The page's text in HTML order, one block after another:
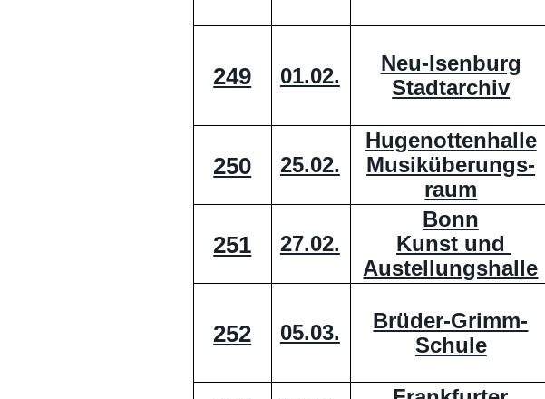
249 01.02.
Neu-Isenburg
Stadtarchiv
250 25.02.
Hugenottenhalle
Musiküberungs-
raum
251 27.02.
Bonn
Kunst und
Austellungshalle
252 05.03.
Brüder-Grimm-
Schule